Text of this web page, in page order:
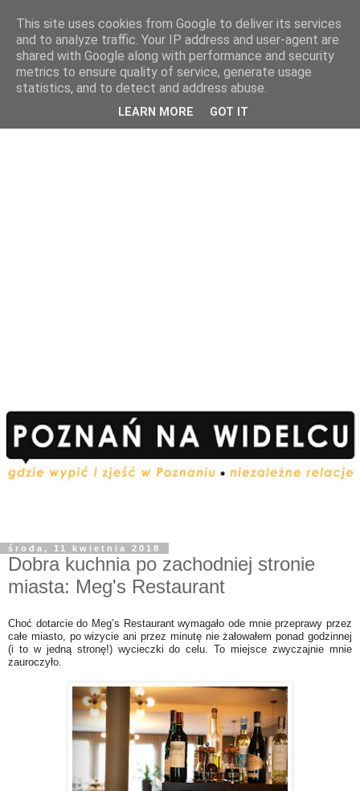
środa, 11 kwietnia 2018
Dobra kuchnia po zachodniej stronie
miasta: Meg's Restaurant
Choć dotarcie do Meg’s Restaurant wymagało ode mnie przeprawy przez
całe miasto, po wizycie ani przez minutę nie żałowałem ponad godzinnej
(i to w jedną stronę!) wycieczki do celu. To miejsce zwyczajnie mnie
zauroczyło.
This site uses cookies from Google to deliver its services
and to analyze traffic. Your IP address and user-agent are
shared with Google along with performance and security
metrics to ensure quality of service, generate usage
statistics, and to detect and address abuse.
LEARN MORE GOT IT